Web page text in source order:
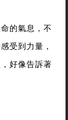
的氣息，不
受到力量，
好像告訴著